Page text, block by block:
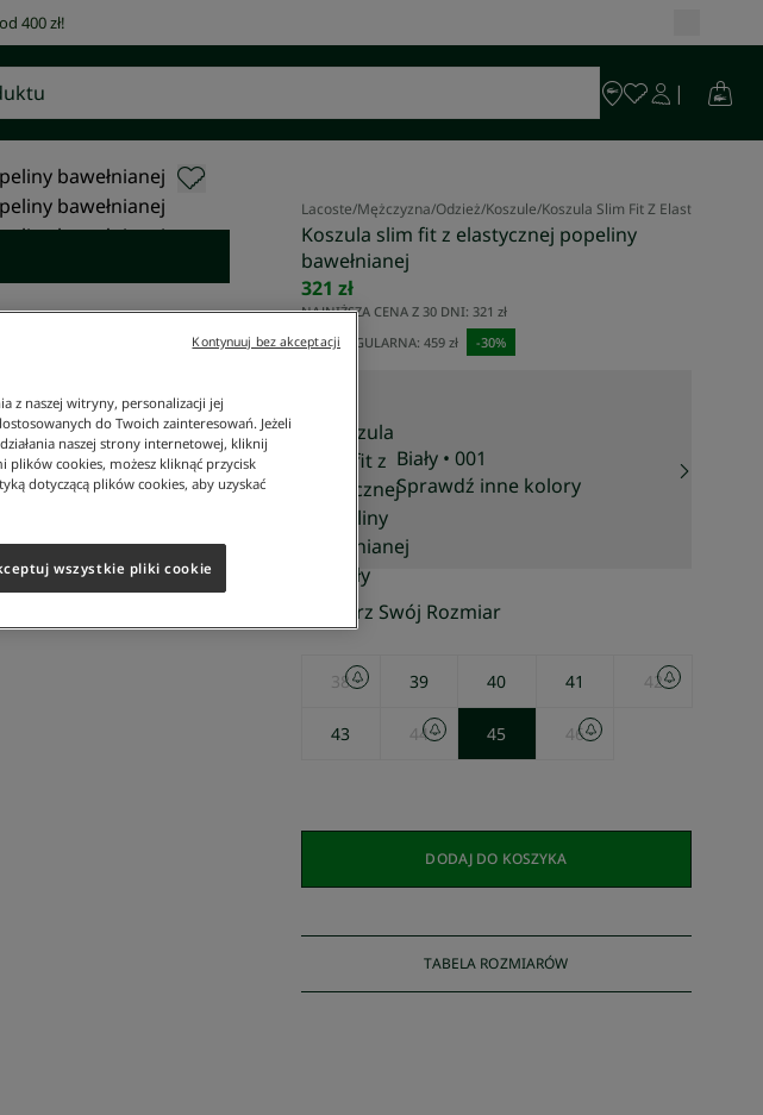
400 zł!
Lacoste/Mężczyzna/Odzież/Koszule/Koszula Slim Fit Z Elastycznej
Koszula slim fit z elastycznej popeliny
bawełnianej
321 zł
NAJNIŻSZA CENA Z 30 DNI: 321 zł
CENA REGULARNA: 459 zł -30%
Biały • 001
Sprawdź inne kolory
Wybierz Swój Rozmiar
38 39 40 41 42
43 44 45 46
DODAJ DO KOSZYKA
TABELA ROZMIARÓW
z naszej witryny, personalizacji jej
do Twoich zainteresowań. Jeżeli
naszej strony internetowej, kliknij
plików cookies, możesz kliknąć przycisk
dotyczącą plików cookies, aby uzyskać
wszystkie pliki cookie
Kontynuuj bez akceptacji